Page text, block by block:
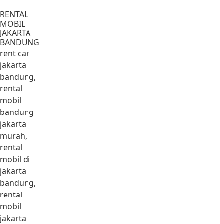
RENTAL
MOBIL
JAKARTA
BANDUNG
rent car
jakarta
bandung,
rental
mobil
bandung
jakarta
murah,
rental
mobil di
jakarta
bandung,
rental
mobil
jakarta